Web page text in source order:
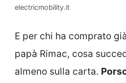
electricmobility.it
E per chi ha comprato
papà Rimac, cosa
almeno sulla carta.